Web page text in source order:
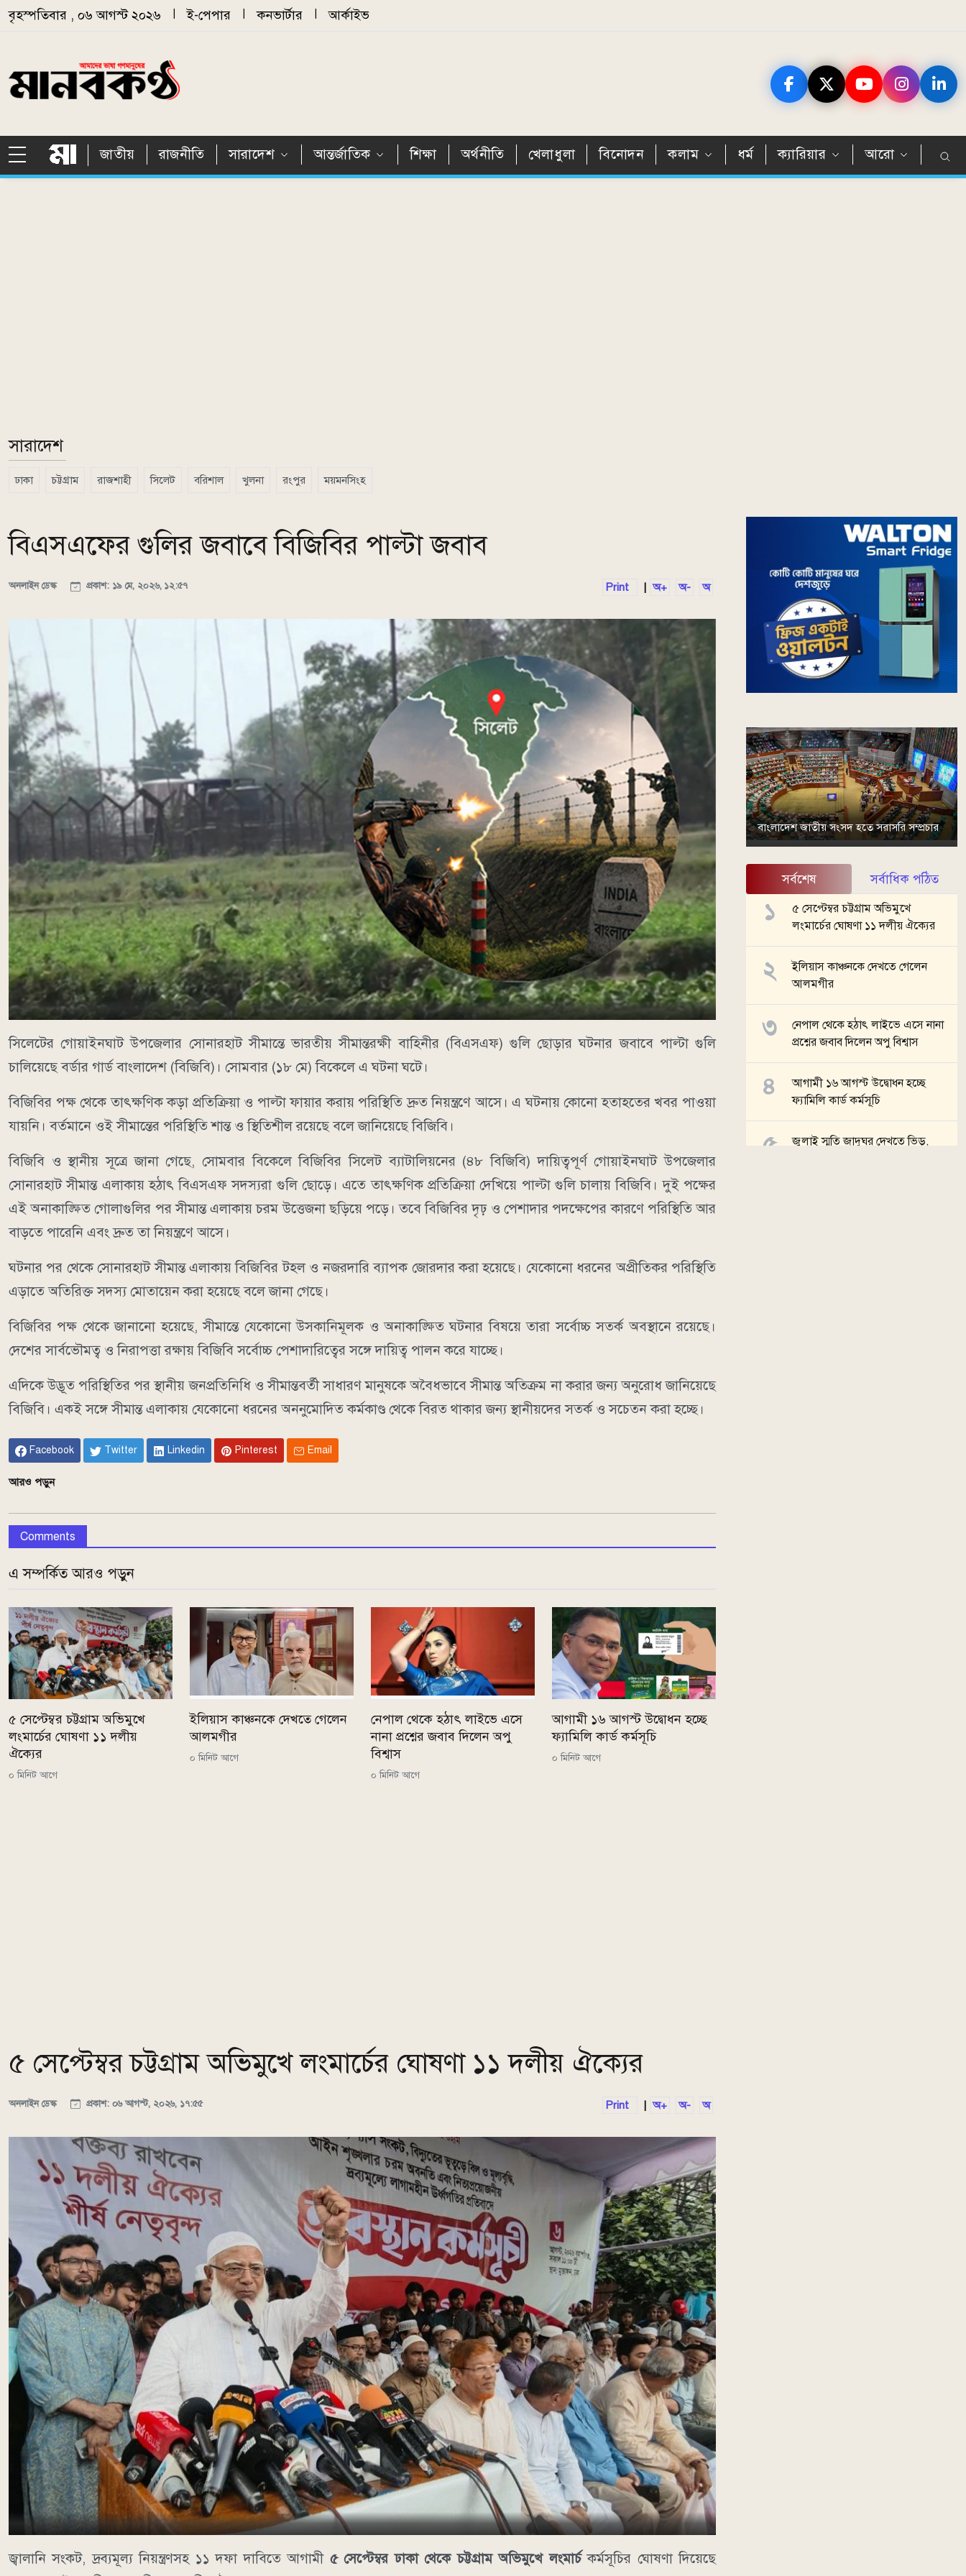
Skip to main content
বৃহস্পতিবার , ০৬ আগস্ট ২০২৬ ই-পেপার কনভার্টার আর্কাইভ
জাতীয় রাজনীতি সারাদেশ আন্তর্জাতিক শিক্ষা অর্থনীতি খেলাধুলা বিনোদন কলাম ধর্ম ক্যারিয়ার আরো
সারাদেশ
ঢাকা চট্টগ্রাম রাজশাহী সিলেট বরিশাল খুলনা রংপুর ময়মনসিংহ
বিএসএফের গুলির জবাবে বিজিবির পাল্টা জবাব
অনলাইন ডেস্ক প্রকাশ: ১৯ মে, ২০২৬, ১২:৫৭ Print অ+ অ- অ
সিলেটের গোয়াইনঘাট উপজেলার সোনারহাট সীমান্তে ভারতীয় সীমান্তরক্ষী বাহিনীর (বিএসএফ) গুলি ছোড়ার ঘটনার জবাবে পাল্টা গুলি
চালিয়েছে বর্ডার গার্ড বাংলাদেশ (বিজিবি)। সোমবার (১৮ মে) বিকেলে এ ঘটনা ঘটে।
বিজিবির পক্ষ থেকে তাৎক্ষণিক কড়া প্রতিক্রিয়া ও পাল্টা ফায়ার করায় পরিস্থিতি দ্রুত নিয়ন্ত্রণে আসে। এ ঘটনায় কোনো হতাহতের খবর পাওয়া
যায়নি। বর্তমানে ওই সীমান্তের পরিস্থিতি শান্ত ও স্থিতিশীল রয়েছে বলে জানিয়েছে বিজিবি।
বিজিবি ও স্থানীয় সূত্রে জানা গেছে, সোমবার বিকেলে বিজিবির সিলেট ব্যাটালিয়নের (৪৮ বিজিবি) দায়িত্বপূর্ণ গোয়াইনঘাট উপজেলার
সোনারহাট সীমান্ত এলাকায় হঠাৎ বিএসএফ সদস্যরা গুলি ছোড়ে। এতে তাৎক্ষণিক প্রতিক্রিয়া দেখিয়ে পাল্টা গুলি চালায় বিজিবি। দুই পক্ষের
এই অনাকাঙ্ক্ষিত গোলাগুলির পর সীমান্ত এলাকায় চরম উত্তেজনা ছড়িয়ে পড়ে। তবে বিজিবির দৃঢ় ও পেশাদার পদক্ষেপের কারণে পরিস্থিতি আর
বাড়তে পারেনি এবং দ্রুত তা নিয়ন্ত্রণে আসে।
ঘটনার পর থেকে সোনারহাট সীমান্ত এলাকায় বিজিবির টহল ও নজরদারি ব্যাপক জোরদার করা হয়েছে। যেকোনো ধরনের অপ্রীতিকর পরিস্থিতি
এড়াতে অতিরিক্ত সদস্য মোতায়েন করা হয়েছে বলে জানা গেছে।
বিজিবির পক্ষ থেকে জানানো হয়েছে, সীমান্তে যেকোনো উসকানিমূলক ও অনাকাঙ্ক্ষিত ঘটনার বিষয়ে তারা সর্বোচ্চ সতর্ক অবস্থানে রয়েছে।
দেশের সার্বভৌমত্ব ও নিরাপত্তা রক্ষায় বিজিবি সর্বোচ্চ পেশাদারিত্বের সঙ্গে দায়িত্ব পালন করে যাচ্ছে।
এদিকে উদ্ভূত পরিস্থিতির পর স্থানীয় জনপ্রতিনিধি ও সীমান্তবর্তী সাধারণ মানুষকে অবৈধভাবে সীমান্ত অতিক্রম না করার জন্য অনুরোধ জানিয়েছে
বিজিবি। একই সঙ্গে সীমান্ত এলাকায় যেকোনো ধরনের অননুমোদিত কর্মকাণ্ড থেকে বিরত থাকার জন্য স্থানীয়দের সতর্ক ও সচেতন করা হচ্ছে।
Facebook Twitter Linkedin Pinterest Email
আরও পড়ুন
Comments
এ সম্পর্কিত আরও পড়ুন
৫ সেপ্টেম্বর চট্টগ্রাম অভিমুখে
লংমার্চের ঘোষণা ১১ দলীয়
ঐক্যের
০ মিনিট আগে
ইলিয়াস কাঞ্চনকে দেখতে গেলেন
আলমগীর
০ মিনিট আগে
নেপাল থেকে হঠাৎ লাইভে এসে
নানা প্রশ্নের জবাব দিলেন অপু
বিশ্বাস
০ মিনিট আগে
আগামী ১৬ আগস্ট উদ্বোধন হচ্ছে
ফ্যামিলি কার্ড কর্মসূচি
০ মিনিট আগে
৫ সেপ্টেম্বর চট্টগ্রাম অভিমুখে লংমার্চের ঘোষণা ১১ দলীয় ঐক্যের
অনলাইন ডেস্ক প্রকাশ: ০৬ আগস্ট, ২০২৬, ১৭:৫৫ Print | অ+ অ- অ
জ্বালানি সংকট, দ্রব্যমূল্য নিয়ন্ত্রণসহ ১১ দফা দাবিতে আগামী ৫ সেপ্টেম্বর ঢাকা থেকে চট্টগ্রাম অভিমুখে লংমার্চকর্মসূচির ঘোষণা দিয়েছে
বাংলাদেশ জাতীয় সংসদ হতে সরাসরি সম্প্রচার
সর্বশেষ সর্বাধিক পঠিত
৫ সেপ্টেম্বর চট্টগ্রাম অভিমুখে
লংমার্চের ঘোষণা ১১ দলীয় ঐক্যের
ইলিয়াস কাঞ্চনকে দেখতে গেলেন
আলমগীর
নেপাল থেকে হঠাৎ লাইভে এসে নানা
প্রশ্নের জবাব দিলেন অপু বিশ্বাস
আগামী ১৬ আগস্ট উদ্বোধন হচ্ছে
ফ্যামিলি কার্ড কর্মসূচি
জুলাই স্মৃতি জাদুঘর দেখতে ভিড়,